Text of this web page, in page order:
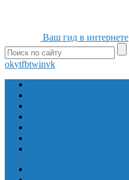
Ваш гид в интернете
okytfbtwinvk